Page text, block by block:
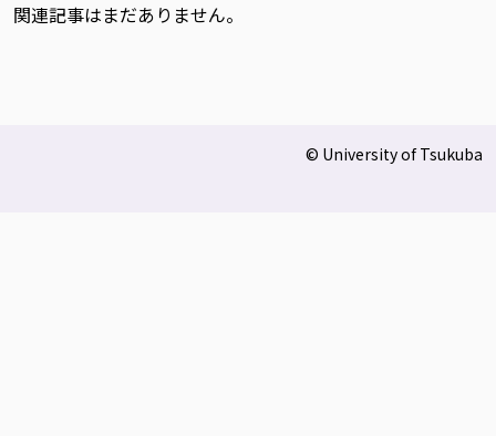
関連記事はまだありません。
© University of Tsukuba